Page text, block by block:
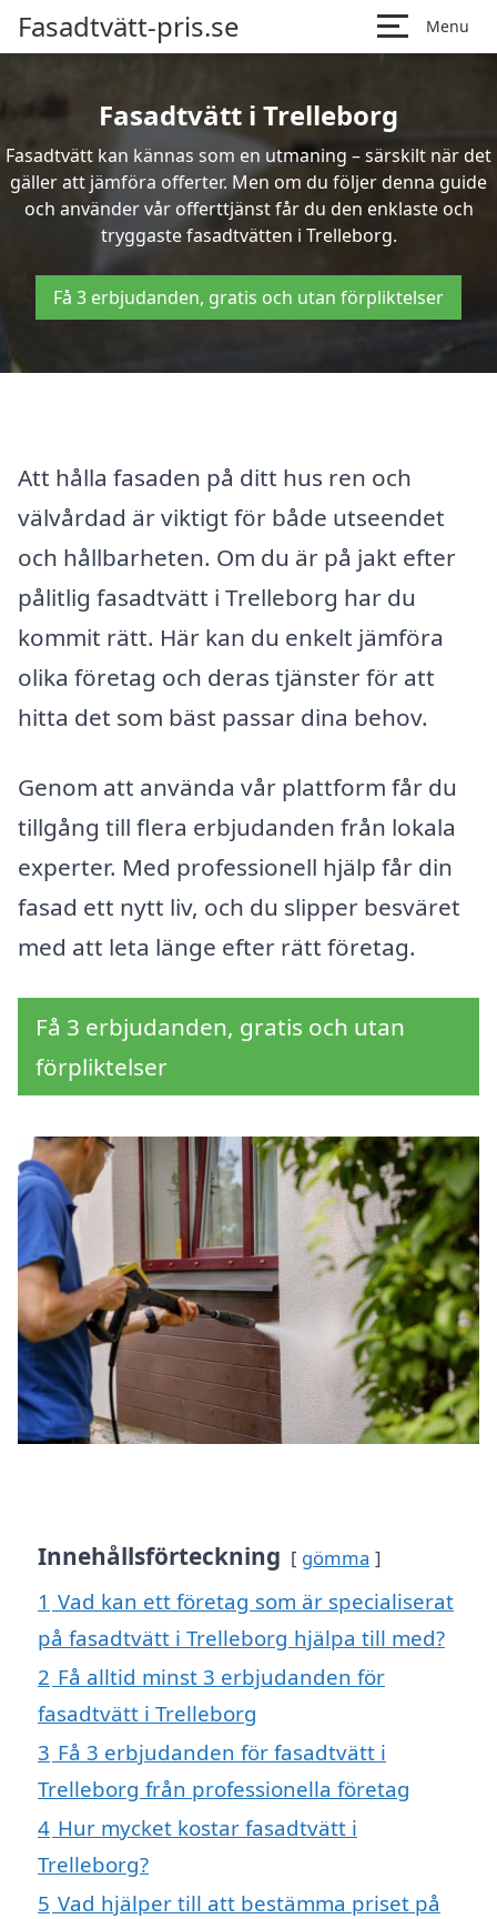
Fasadtvätt-pris.se Menu
Fasadtvätt i Trelleborg
Fasadtvätt kan kännas som en utmaning – särskilt när det
gäller att jämföra offerter. Men om du följer denna guide
och använder vår offerttjänst får du den enklaste och
tryggaste fasadtvätten i Trelleborg.
Få 3 erbjudanden, gratis och utan förpliktelser
Att hålla fasaden på ditt hus ren och
välvårdad är viktigt för både utseendet
och hållbarheten. Om du är på jakt efter
pålitlig fasadtvätt i Trelleborg har du
kommit rätt. Här kan du enkelt jämföra
olika företag och deras tjänster för att
hitta det som bäst passar dina behov.
Genom att använda vår plattform får du
tillgång till flera erbjudanden från lokala
experter. Med professionell hjälp får din
fasad ett nytt liv, och du slipper besväret
med att leta länge efter rätt företag.
Få 3 erbjudanden, gratis och utan
förpliktelser
Innehållsförteckning gömma
1 Vad kan ett företag som är specialiserat
på fasadtvätt i Trelleborg hjälpa till med?
2 Få alltid minst 3 erbjudanden för
fasadtvätt i Trelleborg
3 Få 3 erbjudanden för fasadtvätt i
Trelleborg från professionella företag
4 Hur mycket kostar fasadtvätt i
Trelleborg?
5 Vad hjälper till att bestämma priset på